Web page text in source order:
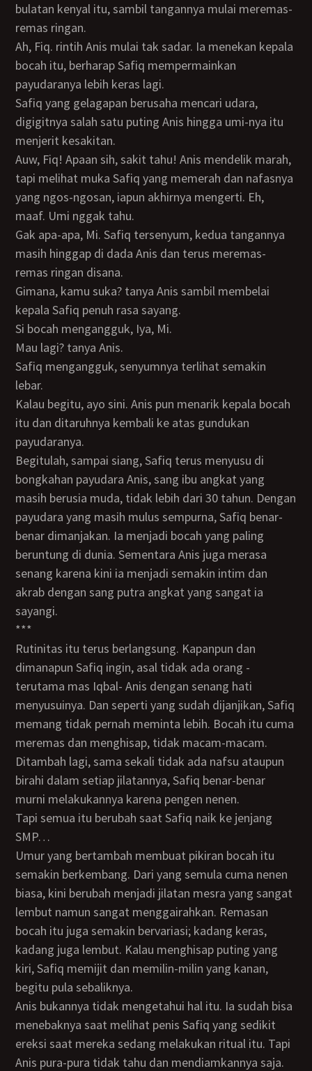
bulatan kenyal itu, sambil tangannya mulai meremas-
remas ringan.
Ah, Fiq. rintih Anis mulai tak sadar. Ia menekan kepala
bocah itu, berharap Safiq mempermainkan
payudaranya lebih keras lagi.
Safiq yang gelagapan berusaha mencari udara,
digigitnya salah satu puting Anis hingga umi-nya itu
menjerit kesakitan.
Auw, Fiq! Apaan sih, sakit tahu! Anis mendelik marah,
tapi melihat muka Safiq yang memerah dan nafasnya
yang ngos-ngosan, iapun akhirnya mengerti. Eh,
maaf. Umi nggak tahu.
Gak apa-apa, Mi. Safiq tersenyum, kedua tangannya
masih hinggap di dada Anis dan terus meremas-
remas ringan disana.
Gimana, kamu suka? tanya Anis sambil membelai
kepala Safiq penuh rasa sayang.
Si bocah mengangguk, Iya, Mi.
Mau lagi? tanya Anis.
Safiq mengangguk, senyumnya terlihat semakin
lebar.
Kalau begitu, ayo sini. Anis pun menarik kepala bocah
itu dan ditaruhnya kembali ke atas gundukan
payudaranya.
Begitulah, sampai siang, Safiq terus menyusu di
bongkahan payudara Anis, sang ibu angkat yang
masih berusia muda, tidak lebih dari 30 tahun. Dengan
payudara yang masih mulus sempurna, Safiq benar-
benar dimanjakan. Ia menjadi bocah yang paling
beruntung di dunia. Sementara Anis juga merasa
senang karena kini ia menjadi semakin intim dan
akrab dengan sang putra angkat yang sangat ia
sayangi.
***
Rutinitas itu terus berlangsung. Kapanpun dan
dimanapun Safiq ingin, asal tidak ada orang -
terutama mas Iqbal- Anis dengan senang hati
menyusuinya. Dan seperti yang sudah dijanjikan, Safiq
memang tidak pernah meminta lebih. Bocah itu cuma
meremas dan menghisap, tidak macam-macam.
Ditambah lagi, sama sekali tidak ada nafsu ataupun
birahi dalam setiap jilatannya, Safiq benar-benar
murni melakukannya karena pengen nenen.
Tapi semua itu berubah saat Safiq naik ke jenjang
SMP…
Umur yang bertambah membuat pikiran bocah itu
semakin berkembang. Dari yang semula cuma nenen
biasa, kini berubah menjadi jilatan mesra yang sangat
lembut namun sangat menggairahkan. Remasan
bocah itu juga semakin bervariasi; kadang keras,
kadang juga lembut. Kalau menghisap puting yang
kiri, Safiq memijit dan memilin-milin yang kanan,
begitu pula sebaliknya.
Anis bukannya tidak mengetahui hal itu. Ia sudah bisa
menebaknya saat melihat penis Safiq yang sedikit
ereksi saat mereka sedang melakukan ritual itu. Tapi
Anis pura-pura tidak tahu dan mendiamkannya saja.